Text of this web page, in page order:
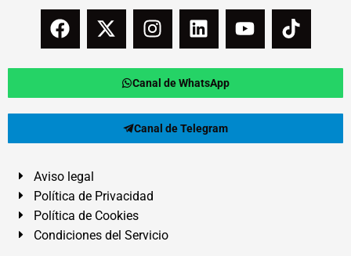
Canal de WhatsApp
Canal de Telegram
Aviso legal
Política de Privacidad
Política de Cookies
Condiciones del Servicio